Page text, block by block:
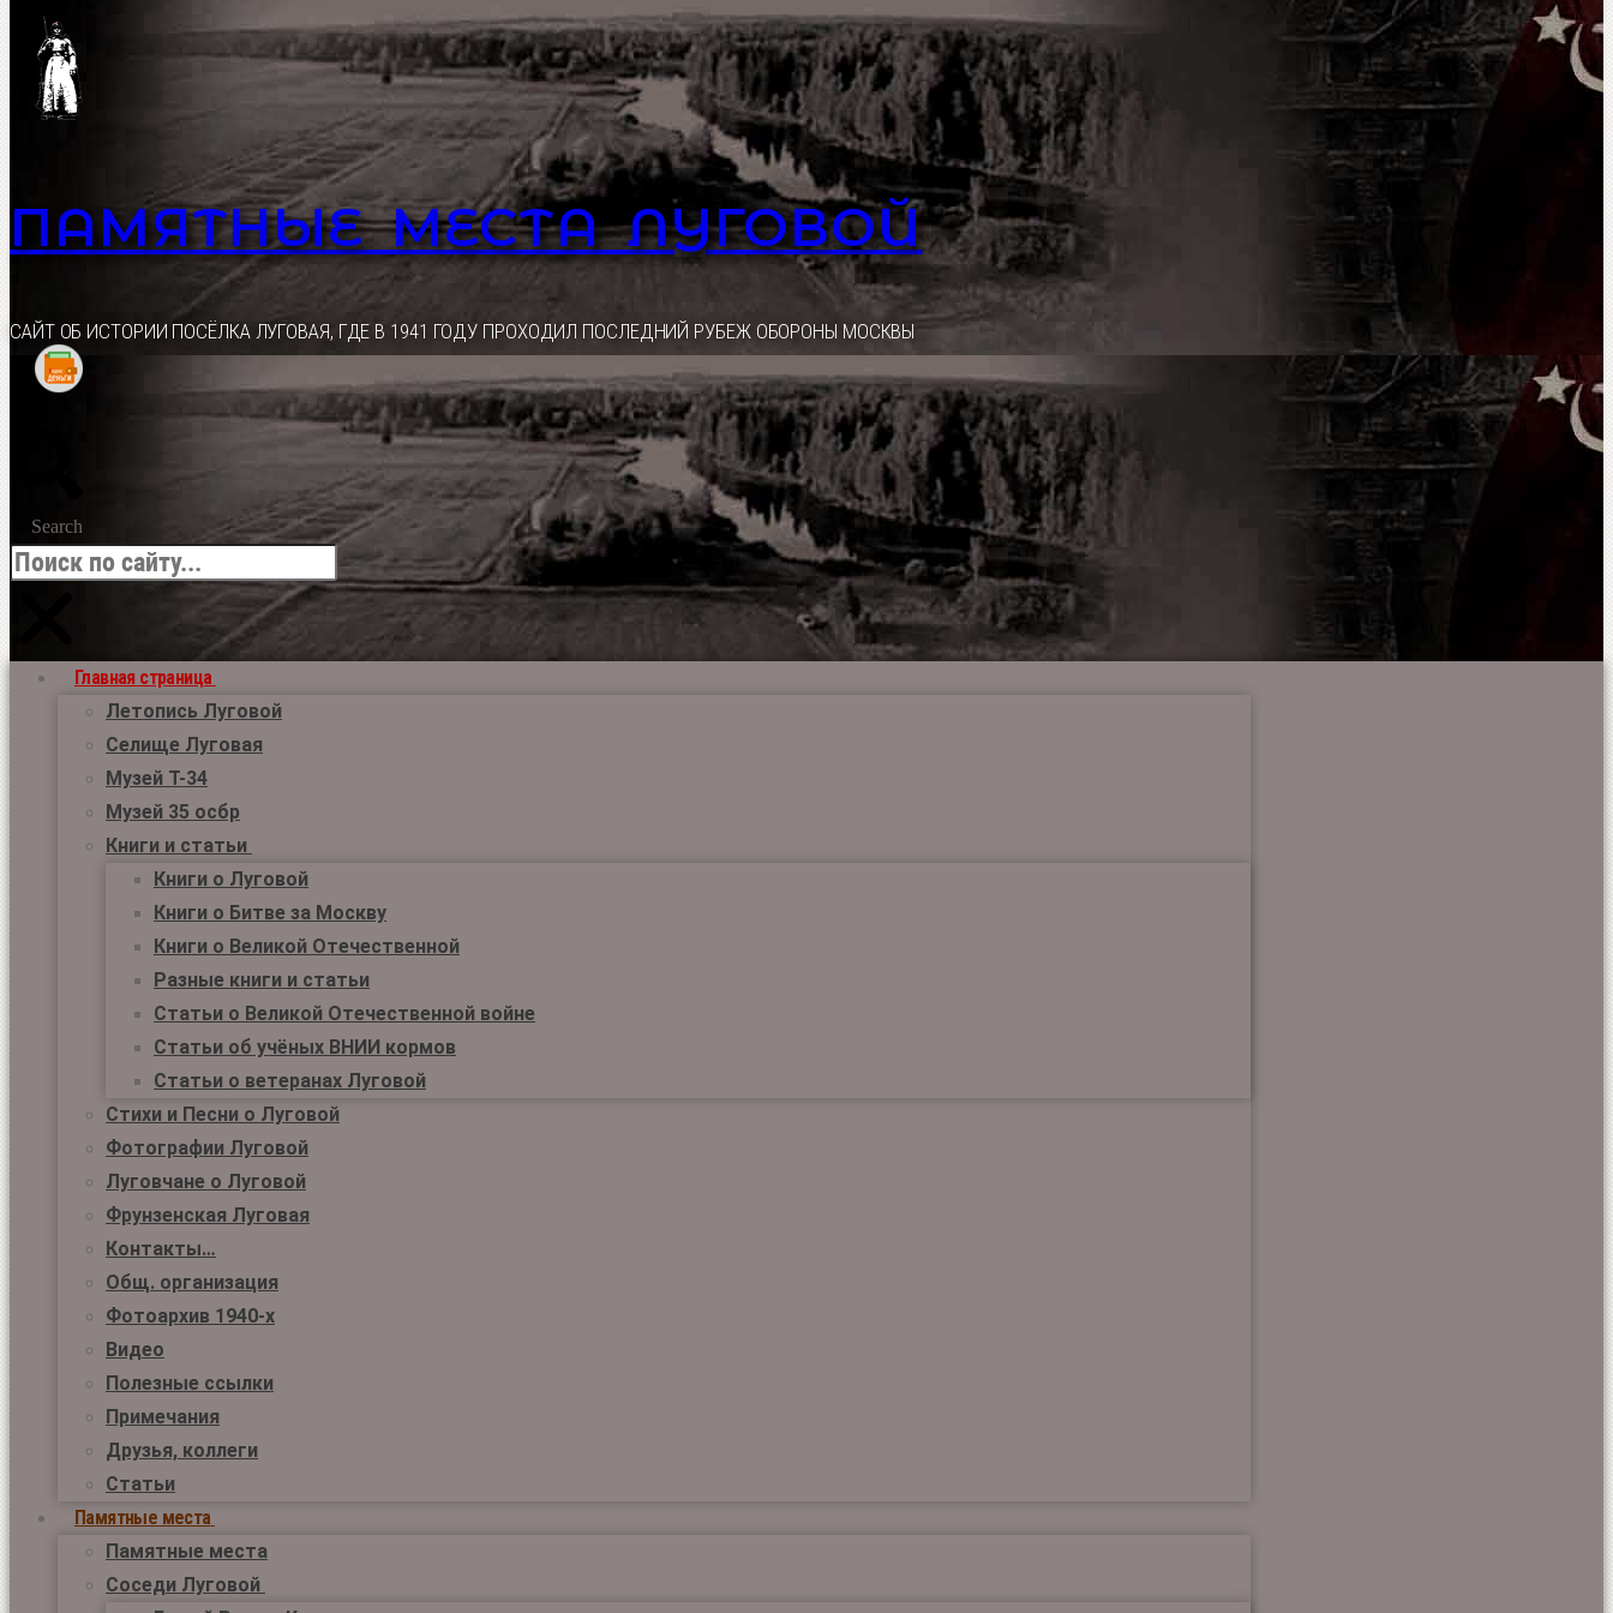
Перейти
содержимому
ПАМЯТНЫЕ МЕСТА ЛУГОВОЙ
CАЙТ ОБ ИСТОРИИ ПОСЁЛКА ЛУГОВАЯ, ГДЕ В 1941 ГОДУ ПРОХОДИЛ ПОСЛЕДНИЙ РУБЕЖ ОБОРОНЫ МОСКВЫ
Search
Главная страница
Летопись Луговой
Селище Луговая
Музей Т-34
Музей 35 осбр
Книги и статьи
Книги о Луговой
Книги о Битве за Москву
Книги о Великой Отечественной
Разные книги и статьи
Статьи о Великой Отечественной войне
Статьи об учёных ВНИИ кормов
Статьи о ветеранах Луговой
Стихи и Песни о Луговой
Фотографии Луговой
Луговчане о Луговой
Фрунзенская Луговая
Контакты…
Общ. организация
Фотоархив 1940-х
Видео
Полезные ссылки
Примечания
Друзья, коллеги
Статьи
Памятные места
Памятные места
Соседи Луговой